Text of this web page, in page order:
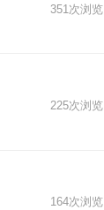
351次浏览
225次浏览
164次浏览